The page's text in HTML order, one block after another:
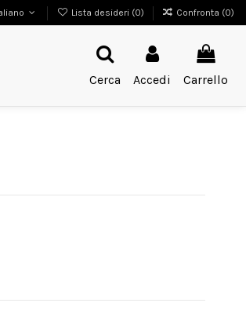
Lista desideri (0) Confronta (0)
Cerca
Accedi Carrello